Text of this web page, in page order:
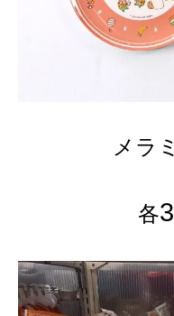
メラ
各